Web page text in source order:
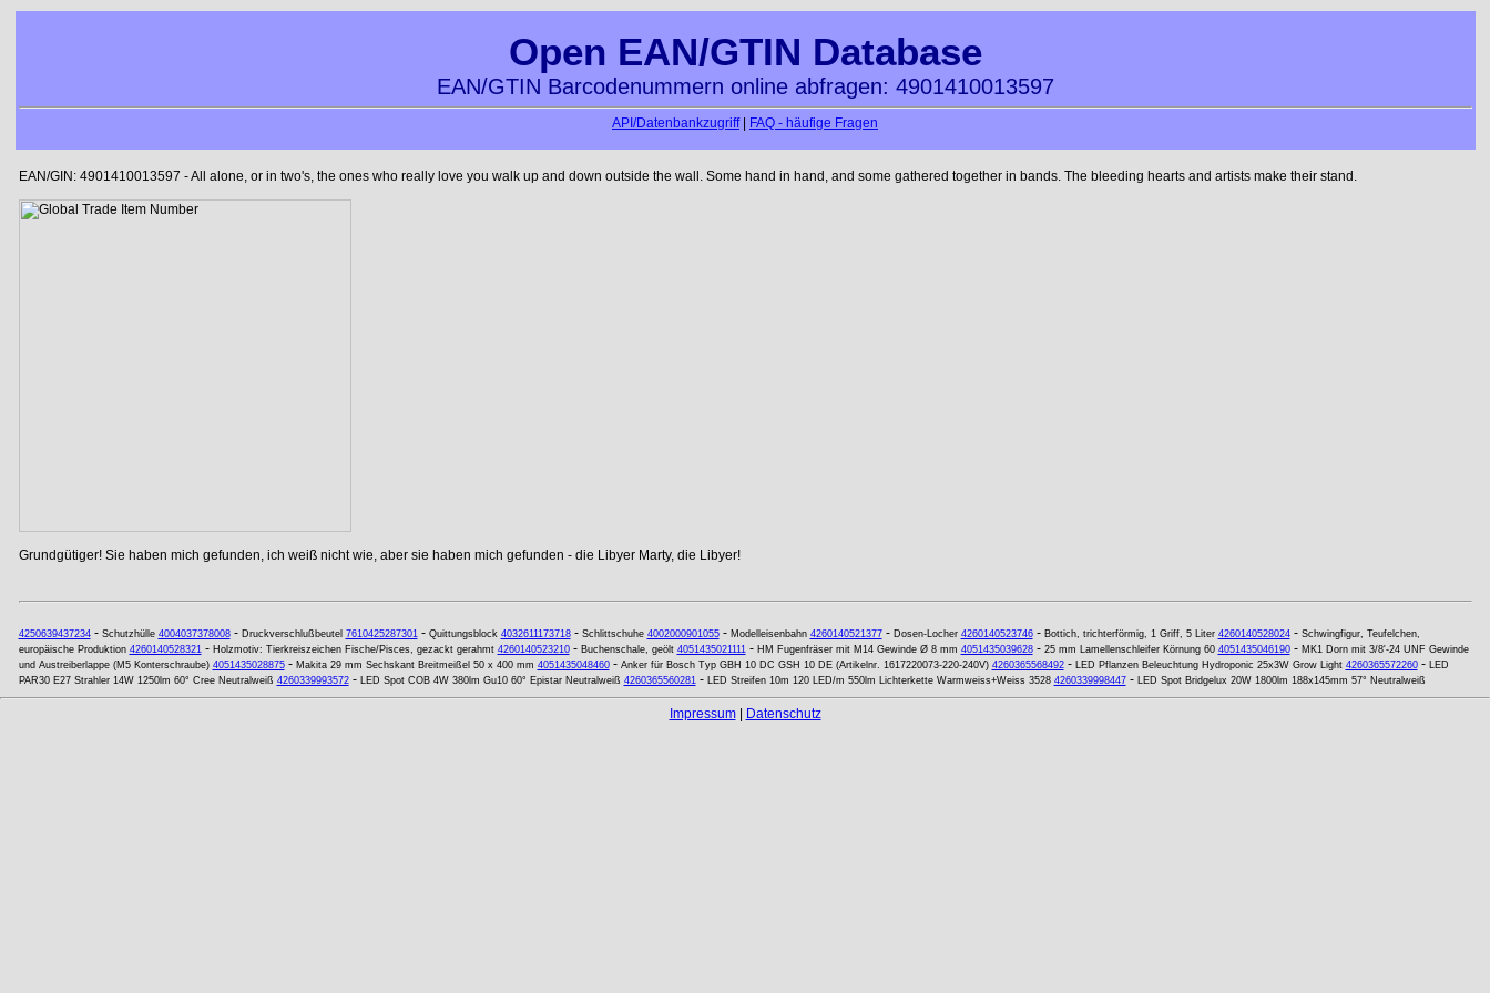
Open EAN/GTIN Database
EAN/GTIN Barcodenummern online abfragen: 4901410013597
API/Datenbankzugriff| FAQ - häufige Fragen
EAN/GIN: 4901410013597 - All alone, or in two's, the ones who really love you walk up and down outside the wall. Some hand in hand, and some gathered together in bands. The bleeding hearts and artists make their stand.
Grundgütiger! Sie haben mich gefunden, ich weiß nicht wie, aber sie haben mich gefunden - die Libyer Marty, die Libyer!
4250639437234- Schutzhülle 4004037378008- Druckverschlußbeutel 7610425287301- Quittungsblock 4032611173718- Schlittschuhe 4002000901055- Modelleisenbahn 4260140521377- Dosen-Locher 4260140523746- Bottich, trichterförmig, 1 Griff, 5 Liter 4260140528024- Schwingfigur, Teufelchen,
europäische Produktion 4260140528321- Holzmotiv: Tierkreiszeichen Fische/Pisces, gezackt gerahmt 4260140523210- Buchenschale, geölt 4051435021111- HM Fugenfräser mit M14 Gewinde Ø 8 mm 4051435039628- 25 mm Lamellenschleifer Körnung 60 4051435046190- MK1 Dorn mit 3/8'-24 UNF Gewinde
und Austreiberlappe (M5 Konterschraube) 4051435028875- Makita 29 mm Sechskant Breitmeißel 50 x 400 mm 4051435048460- Anker für Bosch Typ GBH 10 DC GSH 10 DE (Artikelnr. 1617220073-220-240V) 4260365568492- LED Pflanzen Beleuchtung Hydroponic 25x3W Grow Light 4260365572260- LED
PAR30 E27 Strahler 14W 1250lm 60° Cree Neutralweiß 4260339993572- LED Spot COB 4W 380lm Gu10 60° Epistar Neutralweiß 4260365560281- LED Streifen 10m 120 LED/m 550lm Lichterkette Warmweiss+Weiss 3528 4260339998447- LED Spot Bridgelux 20W 1800lm 188x145mm 57° Neutralweiß
Impressum| Datenschutz